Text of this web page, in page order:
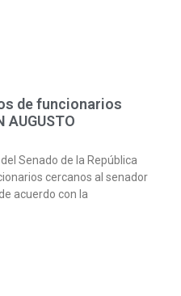
de funcionarios
Senado de la República
cercanos al senador
acuerdo con la